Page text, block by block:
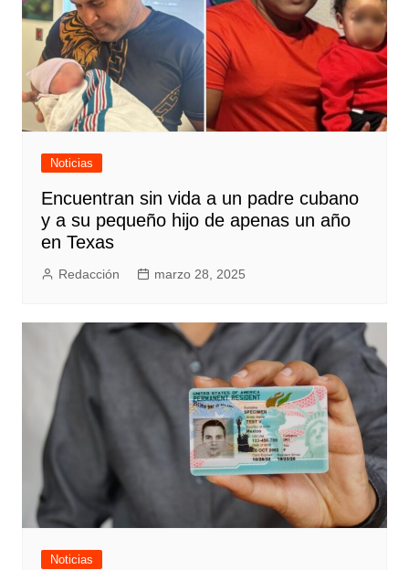
Noticias
Encuentran sin vida a un padre cubano
y a su pequeño hijo de apenas un año
en Texas
Redacción marzo 28, 2025
Noticias